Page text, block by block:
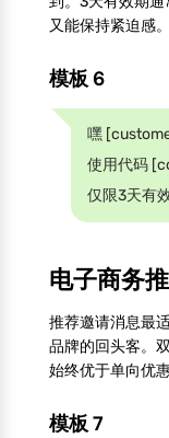
又能保持紧迫感。
模板 6
嘿
使用代码
仅限3天有
电子商务
推荐邀请消息最
品牌的回头客。
始终优于单向优惠
模板 7